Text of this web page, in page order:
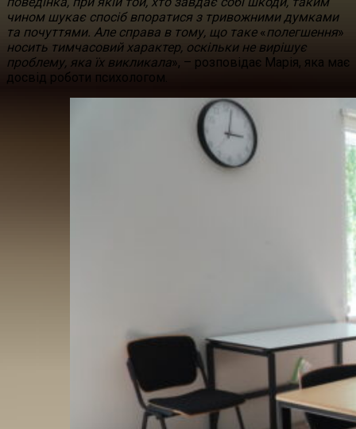
чином шукає спосіб впоратися з тривожними думками
та почуттями. Але справа в тому, що таке «полегшення»
носить тимчасовий характер, оскільки не вирішує
проблему, яка їх викликала», – розповідає Марія, яка має
досвід роботи психологом.